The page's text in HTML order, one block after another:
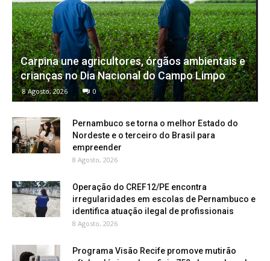
Carpina une agricultores, órgãos ambientais e
crianças no Dia Nacional do Campo Limpo
8 Agosto, 2026 0
Pernambuco se torna o melhor Estado do
Nordeste e o terceiro do Brasil para
empreender
8 Agosto, 2026
Operação do CREF12/PE encontra
irregularidades em escolas de Pernambuco e
identifica atuação ilegal de profissionais
8 Agosto, 2026
Programa Visão Recife promove mutirão